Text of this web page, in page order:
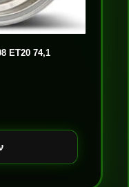
ET20 74,1